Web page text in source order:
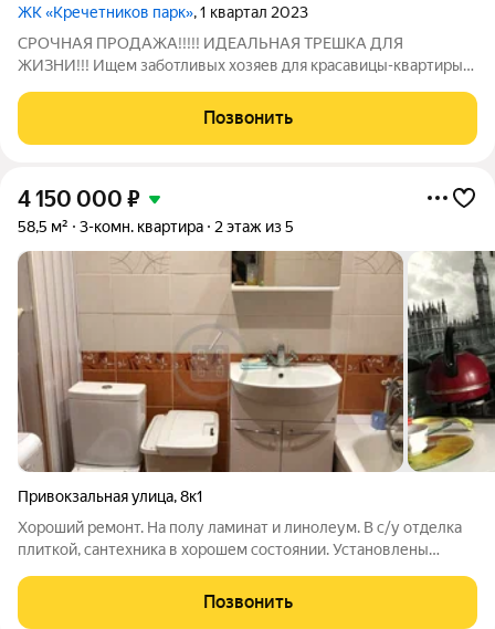
ЖК «Кречетников парк», 1 квартал 2023
СРОЧНАЯ ПРОДАЖА!!!!! ИДЕАЛЬНАЯ ТРЕШКА ДЛЯ
ЖИЗНИ!!! Ищем заботливых хозяев для красавицы-квартиры
комнаты - у каждого свои 4 угла; Современный двухконтурный
котел с индивидуальным отоплением - оплата
Позвонить
4 150 000 ₽
58,5 м² 3-комн. квартира 2 этаж из 5
Привокзальная улица,8к1
Хороший ремонт. На полу ламинат и линолеум. В с/у отделка
плиткой, сантехника в хорошем состоянии. Установлены
Балкон застеклен. Имеется подвальное помещение. Номер
объекта: 21826.
Позвонить